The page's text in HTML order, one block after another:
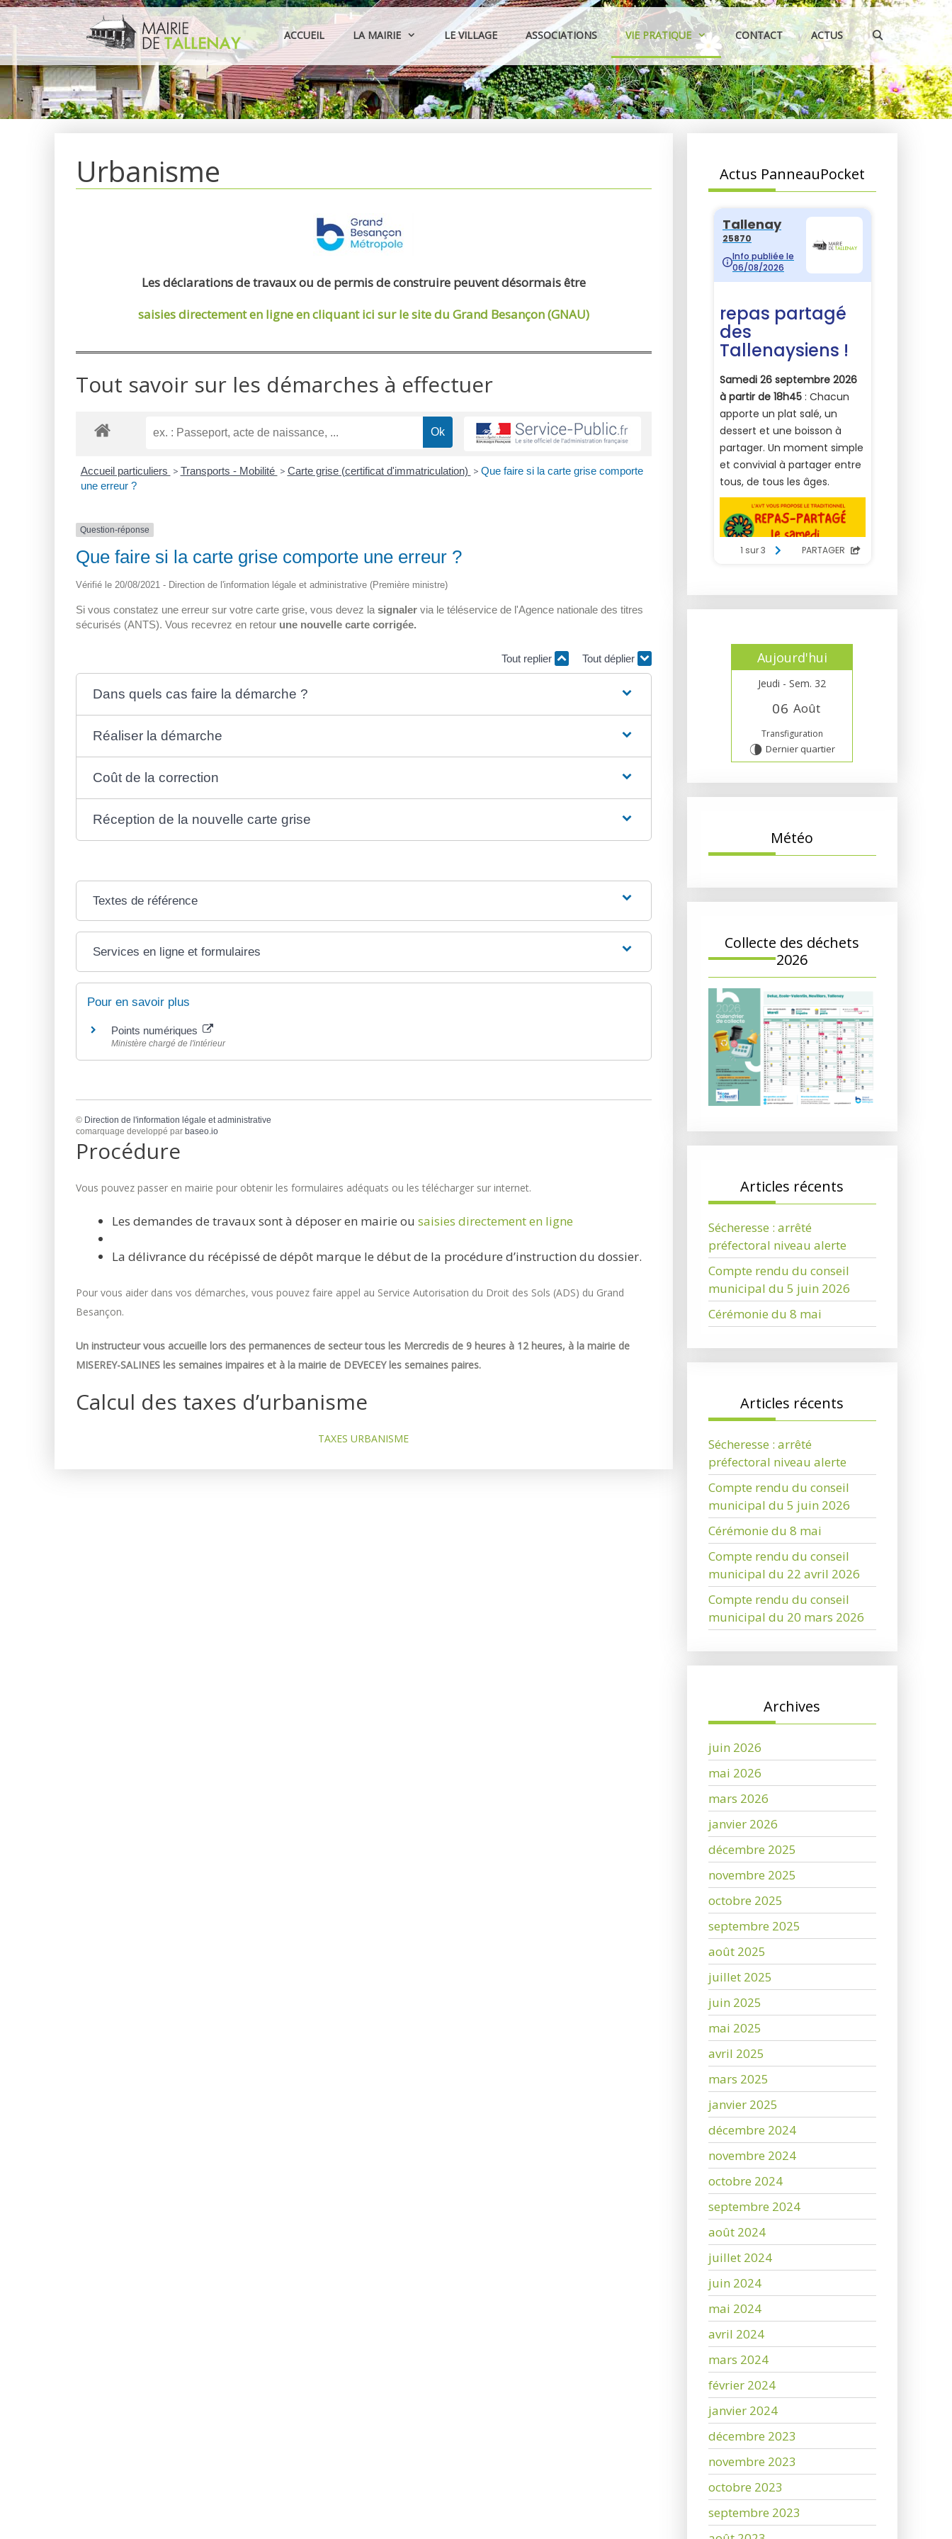
Aller
au
contenu
ACCUEIL LA MAIRIE LE VILLAGE ASSOCIATIONS VIE PRATIQUE CONTACT ACTUS
Urbanisme
Les déclarations de travaux ou de permis de construire peuvent désormais être
saisies directement en ligneen cliquant ici sur le site du Grand Besançon (GNAU)
Tout savoir sur les démarches à effectuer
Accueil particuliers > Transports - Mobilité > Carte grise (certificat d'immatriculation) > Que faire si la carte grise comporte
une erreur ?
Question-réponse
Que faire si la carte grise comporte une erreur ?
Vérifié le 20/08/2021 - Direction de l'information légale et administrative (Première ministre)
Si vous constatez une erreur sur votre carte grise, vous devez la signaler via le téléservice de l'Agence nationale des titres
sécurisés (ANTS). Vous recevrez en retour une nouvelle carte corrigée.
Tout replier Tout déplier
Dans quels cas faire la démarche ?
Réaliser la démarche
Coût de la correction
Réception de la nouvelle carte grise
Textes de référence
Services en ligne et formulaires
Pour en savoir plus
Points numériques
Ministère chargé de l'intérieur
© Direction de l'information légale et administrative
comarquage developpé par baseo.io
Procédure
Vous pouvez passer en mairie pour obtenir les formulaires adéquats ou les télécharger sur internet.
Les demandes de travaux sont à déposer en mairie ou saisies directement en ligne
La délivrance du récépissé de dépôt marque le début de la procédure d’instruction du dossier.
Pour vous aider dans vos démarches, vous pouvez faire appel au Service Autorisation du Droit des Sols (ADS) du Grand
Besançon.
Un instructeur vous accueille lors des permanences de secteur tous les Mercredis de 9 heures à 12 heures, à la mairie de
MISEREY-SALINES les semaines impaires et à la mairie de DEVECEY les semaines paires.
Calcul des taxes d’urbanisme
TAXES URBANISME
Actus PanneauPocket
Aujourd'hui
Jeudi - Sem. 32
06 Août
Transfiguration
U Dernier quartier
Météo
Collecte des déchets
2026
Articles récents
Sécheresse : arrêté
préfectoral niveau alerte
Compte rendu du conseil
municipal du 5 juin 2026
Cérémonie du 8 mai
Articles récents
Sécheresse : arrêté
préfectoral niveau alerte
Compte rendu du conseil
municipal du 5 juin 2026
Cérémonie du 8 mai
Compte rendu du conseil
municipal du 22 avril 2026
Compte rendu du conseil
municipal du 20 mars 2026
Archives
juin 2026
mai 2026
mars 2026
janvier 2026
décembre 2025
novembre 2025
octobre 2025
septembre 2025
août 2025
juillet 2025
juin 2025
mai 2025
avril 2025
mars 2025
janvier 2025
décembre 2024
novembre 2024
octobre 2024
septembre 2024
août 2024
juillet 2024
juin 2024
mai 2024
avril 2024
mars 2024
février 2024
janvier 2024
décembre 2023
novembre 2023
octobre 2023
septembre 2023